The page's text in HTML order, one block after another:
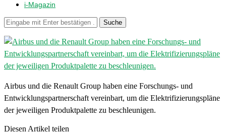
i-Magazin
Suche
Airbus und die Renault Group haben eine Forschungs- und
Entwicklungspartnerschaft vereinbart, um die Elektrifizierungspläne
der jeweiligen Produktpalette zu beschleunigen.
Diesen Artikel teilen